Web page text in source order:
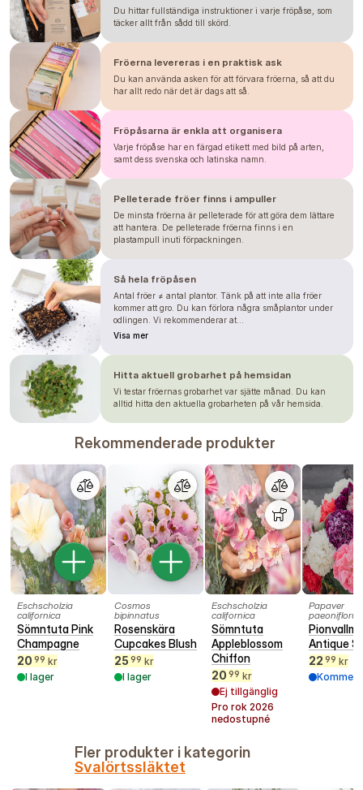
Informationen baseras på vår erfarenhet, vänligen
använd den endast som vägledning. Tiderna kan
variera beroende på säsong, klimat, plats, så- och
omplanteringsdatum samt eventuella förhållanden i
växthuset. Vi rekommenderar alltid att du testar hur
plantan presterar under dina förhållanden. Vänligen
se inte detta som en garanti.
Du hittar fullständiga instruktioner i varje fröpåse, som
täcker allt från sådd till skörd.
Fröerna levereras i en praktisk ask
Du kan använda asken för att förvara fröerna, så att du
har allt redo när det är dags att så.
Fröpåsarna är enkla att organisera
Varje fröpåse har en färgad etikett med bild på arten,
samt dess svenska och latinska namn.
Pelleterade fröer finns i ampuller
De minsta fröerna är pelleterade för att göra dem lättare
att hantera. De pelleterade fröerna finns i en
plastampull inuti förpackningen.
Så hela fröpåsen
Antal fröer ≠ antal plantor. Tänk på att inte alla fröer
kommer att gro. Du kan förlora några småplantor under
odlingen. Vi rekommenderar at...
Visa mer
Hitta aktuell grobarhet på hemsidan
Vi testar fröernas grobarhet var sjätte månad. Du kan
alltid hitta den aktuella grobarheten på vår hemsida.
Rekommenderade produkter
Eschscholzia
californica
Sömntuta Pink
Champagne
20 99 kr
I lager
Cosmos
bipinnatus
Rosenskära
Cupcakes Blush
25 99 kr
I lager
Eschscholzia
californica
Sömntuta
Appleblossom
Chiffon
20 99 kr
Ej tillgänglig
Pro rok 2026
nedostupné
Papaver
Pionvallmo
Antique
22 99 kr
Kommer
Fler produkter i kategorin
Svalörtssläktet